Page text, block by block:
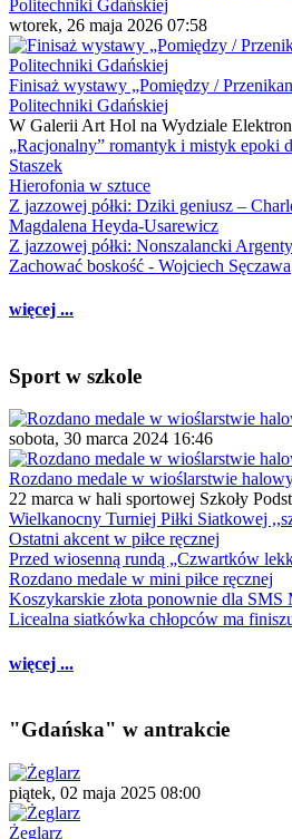
wtorek, 26 maja 2026 07:58
Finisaż wystawy „Pomiędzy /
Politechniki Gdańskiej
W Galerii Art Hol na Wydziale
„Racjonalny” romantyk i mistyk epoki
Staszek
Hierofonia w sztuce
Z jazzowej półki: Dziki geniusz –
Magdalena Heyda-Usarewicz
Z jazzowej półki: Nonszalancki
Zachować boskość - Wojciech Sęczawa
więcej ...
Sport w szkole
sobota, 30 marca 2024 16:46
Rozdano medale w wioślarstwie
22 marca w hali sportowej Szkoły
Wielkanocny Turniej Piłki Siatkowej
Ostatni akcent w piłce ręcznej
Przed wiosenną rundą „Czwartków
Rozdano medale w mini piłce ręcznej
Koszykarskie złota ponownie dla SMS
Licealna siatkówka chłopców ma
więcej ...
"Gdańska" w antrakcie
piątek, 02 maja 2025 08:00
Żeglarz